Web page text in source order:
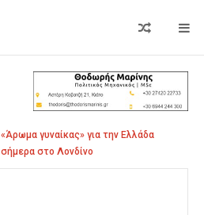
«Άρωμα γυναίκας» για την Ελλάδα
σήμερα στο Λονδίνο